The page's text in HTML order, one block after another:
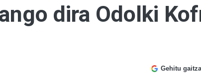
dira Odolki
Gehitu